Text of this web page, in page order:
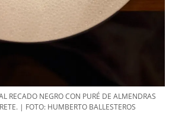
RECADO NEGRO CON PURÉ DE ALMENDRAS
| FOTO: HUMBERTO BALLESTEROS